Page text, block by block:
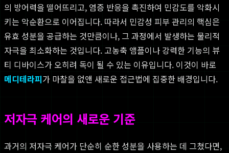
의 방어력을 떨어뜨리고, 염증 반응을 촉진하여 민감도를 악화시
키는 악순환으로 이어집니다. 따라서 민감성 피부 관리의 핵심은
유효 성분을 공급하는 것만큼이나, 그 과정에서 발생하는 물리적
자극을 최소화하는 것입니다. 고농축 앰플이나 강력한 기능의 뷰
티 디바이스가 오히려 독이 될 수 있는 이유입니다. 이것이 바로
메디테라피가 마찰을 없앤 새로운 접근법에 집중한 배경입니다.
저자극 케어의 새로운 기준
과거의 저자극 케어가 단순히 순한 성분을 사용하는 데 그쳤다면,